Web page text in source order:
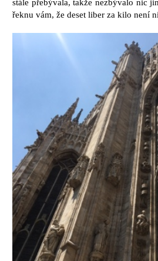
řeknu vám, že deset liber za kilo není